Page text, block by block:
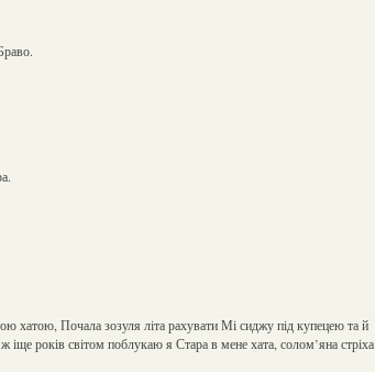
хатою, Почала зозуля літа рахувати Мі сиджу під купецею та й
іще років світом поблукаю я Стара в мене хата, солом’яна стріха